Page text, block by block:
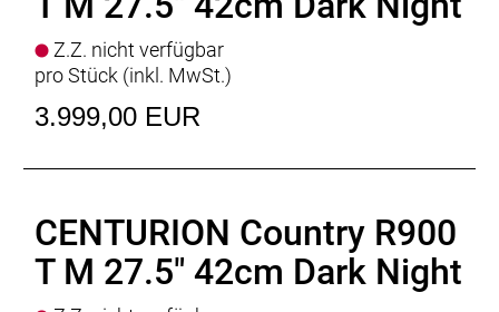
Empfehlung Maximal Körpergrösse : 204cm
Gewicht: 27,3 kgkg
Zulässiges Gesamtgewicht
Z.Z. nicht verfügbar
pro Stück (inkl. MwSt.)
3.999,00 EUR
CENTURION Country R900
T M 27.5" 42cm Dark Night